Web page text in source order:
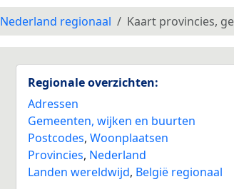
Nederland regionaal Kaart provincies,
Regionale overzichten:
Adressen
Gemeenten, wijken en buurten
Postcodes,Woonplaatsen
Provincies, Nederland
Landen wereldwijd, België regionaal